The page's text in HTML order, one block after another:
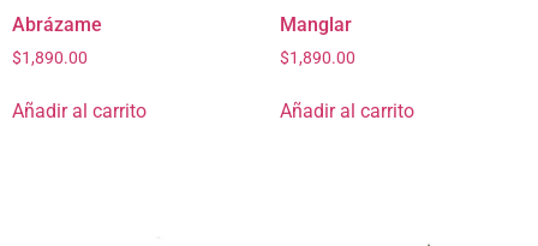
Abrázame
$1,890.00
Añadir al carrito
Manglar
$1,890.00
Añadir al carrito